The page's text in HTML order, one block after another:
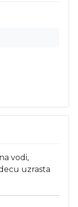
vodi,
uzrasta